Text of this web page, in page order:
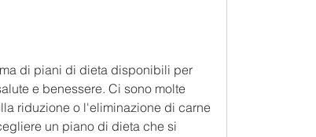
di piani di dieta disponibili per
e benessere. Ci sono molte
riduzione o l'eliminazione di carne
un piano di dieta che si